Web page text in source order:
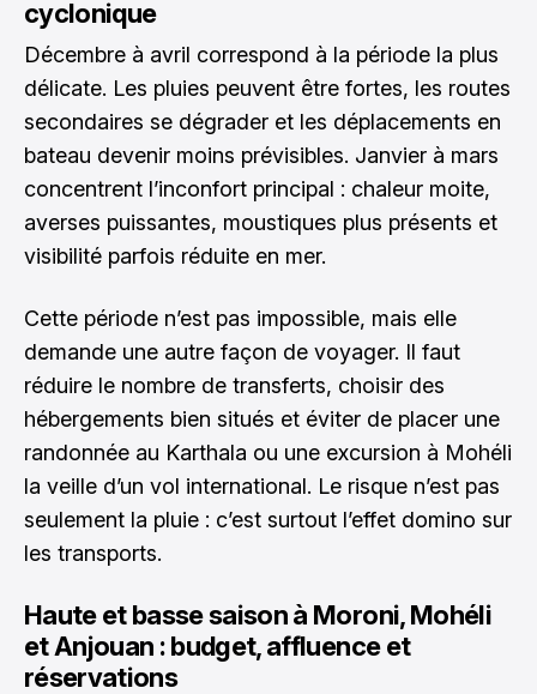
cyclonique
Décembre à avril correspond à la période la plus
délicate. Les pluies peuvent être fortes, les routes
secondaires se dégrader et les déplacements en
bateau devenir moins prévisibles. Janvier à mars
concentrent l’inconfort principal : chaleur moite,
averses puissantes, moustiques plus présents et
visibilité parfois réduite en mer.
Cette période n’est pas impossible, mais elle
demande une autre façon de voyager. Il faut
réduire le nombre de transferts, choisir des
hébergements bien situés et éviter de placer une
randonnée au Karthala ou une excursion à Mohéli
la veille d’un vol international. Le risque n’est pas
seulement la pluie : c’est surtout l’effet domino sur
les transports.
Haute et basse saison à Moroni, Mohéli
et Anjouan : budget, affluence et
réservations